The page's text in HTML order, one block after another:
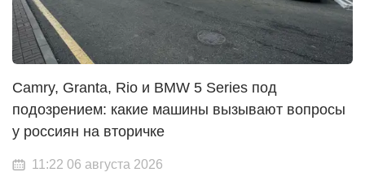
Camry, Granta, Rio и BMW 5 Series под
подозрением: какие машины вызывают вопросы
у россиян на вторичке
11:22 06 августа 2026